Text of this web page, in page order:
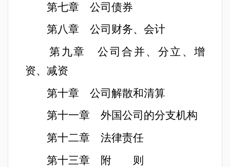
第七章 公司债券
第八章 公司财务、会计
第九章 公司合并、分立、增
资、减资
第十章 公司解散和清算
第十一章 外国公司的分支机构
第十二章 法律责任
第十三章 附 则